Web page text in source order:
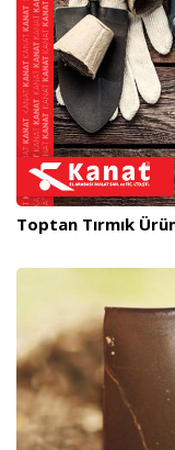
Toptan Tırmık